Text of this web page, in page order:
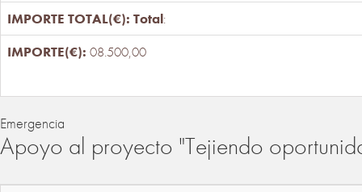
Total:
08.500,00
Emergencia
Apoyo al proyecto "Tejiendo